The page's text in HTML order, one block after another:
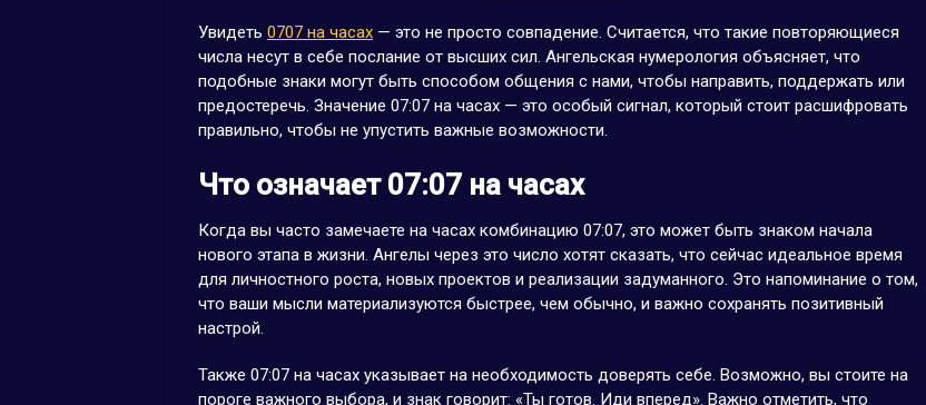
Увидеть 0707 на часах — это не просто совпадение. Считается, что такие повторяющиеся
числа несут в себе послание от высших сил. Ангельская нумерология объясняет, что
подобные знаки могут быть способом общения с нами, чтобы направить, поддержать или
предостеречь. Значение 07:07 на часах — это особый сигнал, который стоит расшифровать
правильно, чтобы не упустить важные возможности.
Что означает 07:07 на часах
Когда вы часто замечаете на часах комбинацию 07:07, это может быть знаком начала
нового этапа в жизни. Ангелы через это число хотят сказать, что сейчас идеальное время
для личностного роста, новых проектов и реализации задуманного. Это напоминание о том,
что ваши мысли материализуются быстрее, чем обычно, и важно сохранять позитивный
настрой.
Также 07:07 на часах указывает на необходимость доверять себе. Возможно, вы стоите на
пороге важного выбора, и знак говорит: «Ты готов. Иди вперед». Важно отметить, что